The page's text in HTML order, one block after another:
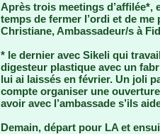
Après trois meetings d’affilée*,
temps de fermer l’ordi et de
Christiane, Ambassadeur/s à
* le dernier avec Sikeli qui
digesteur plastique avec un
lui ai laissés en février. Un joli
compte organiser une
avoir avec l’ambassade s’ils
Demain, départ pour LA et